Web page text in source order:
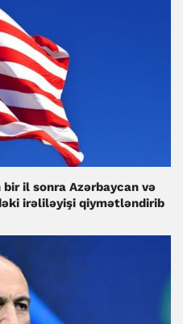
il sonra Azərbaycan və
irəliləyişi qiymətləndirib